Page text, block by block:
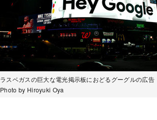
ラスベガスの巨大な電光掲示板におどるグーグルの広告
Photo by Hiroyuki Oya